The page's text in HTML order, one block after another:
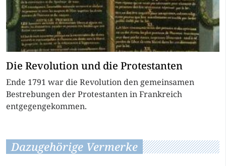
Die Revolution und die Protestanten
Ende 1791 war die Revolution den gemeinsamen
Bestrebungen der Protestanten in Frankreich
entgegengekommen.
Dazugehörige Vermerke